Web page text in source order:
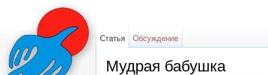
Мудрая бабушка
Статья Обсуждение